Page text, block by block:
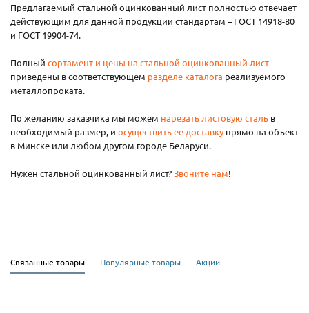
Предлагаемый стальной оцинкованный лист полностью отвечает
действующим для данной продукции стандартам – ГОСТ 14918-80
и ГОСТ 19904-74.
Полный сортамент и цены на стальной оцинкованный лист
приведены в соответствующем разделе каталога реализуемого
металлопроката.
По желанию заказчика мы можем нарезать листовую сталь в
необходимый размер, и осуществить ее доставкупрямо на объект
в Минске или любом другом городе Беларуси.
Нужен стальной оцинкованный лист?Звоните нам!
Связанные товары Популярные товары Акции